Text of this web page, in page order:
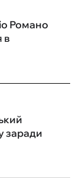
Романо
в
заради